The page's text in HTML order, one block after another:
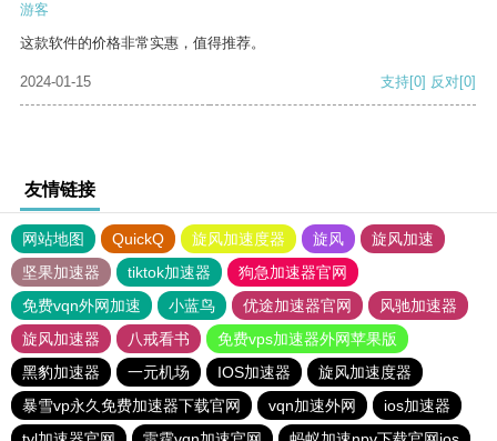
游客
这款软件的价格非常实惠，值得推荐。
2024-01-15 支持[0] 反对[0]
友情链接
网站地图 QuickQ 旋风加速度器 旋风
旋风加速
坚果加速器
tiktok加速器
狗急加速器官网
免费vqn外网加速
小蓝鸟 优途加速器官网
风驰加速器
旋风加速器
八戒看书
免费vps加速器外网苹果版
黑豹加速器
一元机场 IOS加速器
旋风加速度器
暴雪vp永久免费加速器下载官网
vqn加速外网
ios加速器